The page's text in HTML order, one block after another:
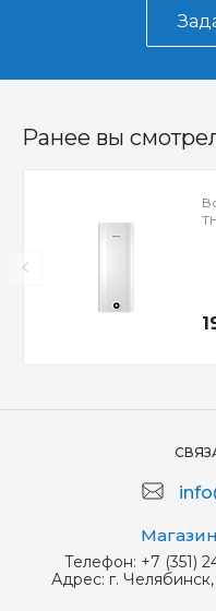
Ранее вы
Телефон: +7 (351)
Адрес: г.